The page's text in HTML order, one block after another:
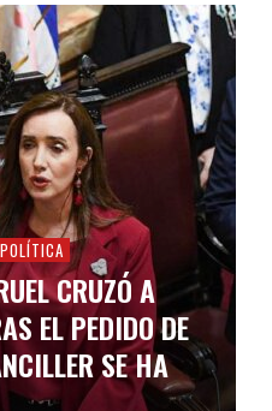
POLÍTICA
CRUZÓ A
EL PEDIDO DE
SE HA